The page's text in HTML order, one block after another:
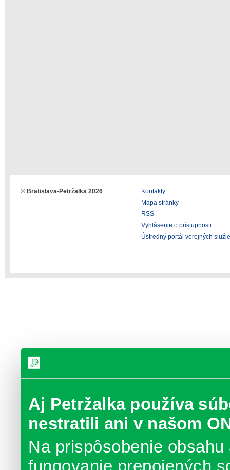
Aj Petržalka používa
nestratili ani v našom
Na prispôsobenie
© Bratislava-Petržalka 2026
Kontakty
Mapa stránky
RSS
Vyhlásenie o prístupnosti
Ústredný portál verejných